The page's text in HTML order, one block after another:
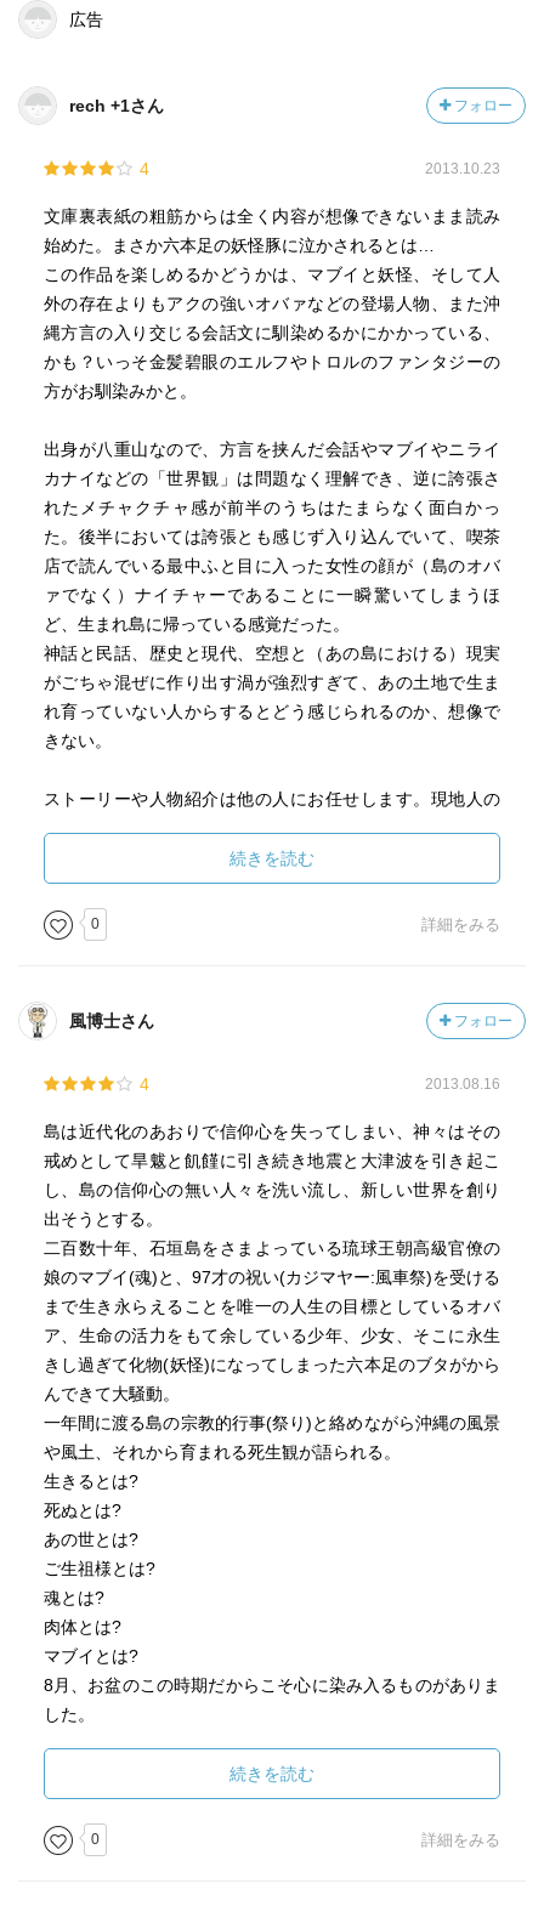
彼らには災害が降りかかる。
彼らはなぜ災害が起きるのか知らない。
マブイだ、妖怪だ、神だ、なんていうけど、この物語を決
して「フィクションだ」なんて言うことはできない。
ものであること。
マブイを失わないためにはどうすればいいのか？
この物語の楽しみは、どのようにマブイを解釈するかだろ
う
沖縄・石垣島の人には、マブイがどのように認識されてる
のだろうか？
現地でもめったに使われないような言葉なのだろうか？
もしかしたら「だからよー」(＊１)で説明されてしまう言葉
なのかな(笑)
とにかく、元気になれる物語です。☆☆☆☆☆
ちなみに、言うまでも無く、おれのマブイはレッズを含ん
でいる。
＊１：物語中で使われるなんにでも便利な言葉。
だからよー
意味 :
重要語。人の発言に対して同意をするときに使う。うちな
ーんちゅには欠かせない大事な相づち。
2. 「だからよー」
2. 「だからよー」
1. 「今年のサミット沖縄でってよぉ。」
2. 「だからよー、しかますなぁ。」
1. 「○○君就職決まったってよ。」
2. 「だからよー。」
1. 「お前のせいで○○行けなくなっただろぉ！」
2. 「だからよー、ごめんなぁ。」
1. 「お前だからよだからよってうるさい！」
2. 「だからよー。」
広告
rech +1さん フォロー
4 2013.10.23
文庫裏表紙の粗筋からは全く内容が想像できないまま読み
始めた。まさか六本足の妖怪豚に泣かされるとは…
この作品を楽しめるかどうかは、マブイと妖怪、そして人
外の存在よりもアクの強いオバァなどの登場人物、また沖
縄方言の入り交じる会話文に馴染めるかにかかっている、
かも？いっそ金髪碧眼のエルフやトロルのファンタジーの
方がお馴染みかと。
出身が八重山なので、方言を挟んだ会話やマブイやニライ
カナイなどの「世界観」は問題なく理解でき、逆に誇張さ
れたメチャクチャ感が前半のうちはたまらなく面白かっ
た。後半においては誇張とも感じず入り込んでいて、喫茶
店で読んでいる最中ふと目に入った女性の顔が（島のオバ
ァでなく）ナイチャーであることに一瞬驚いてしまうほ
ど、生まれ島に帰っている感覚だった。
神話と民話、歴史と現代、空想と（あの島における）現実
がごちゃ混ぜに作り出す渦が強烈すぎて、あの土地で生ま
れ育っていない人からするとどう感じられるのか、想像で
きない。
ストーリーや人物紹介は他の人にお任せします。現地人の
民話だった。八重山が現代においても民話を生み出し得る
空間で在り続けているという「特異性」の再確認と感謝だ
った。
島を出て直に十年、わたしのマブイはもうヤマトに根を張
領域が懐かしい気持ちもあり、それではいけないと叱咤す
る気持ちもあり…。
ないが、自己の基盤や帰属意識とすれば、「落とした」つ
まり自己の内部に欠けた状態が続けば「生きて」いくのが
苦しくなることは感覚的に理解しやすいかと思う。
兄弟の作った美しい覇龍船が海を漂う様を、五十嵐大介さ
んの挿し絵で見てみたい。
続きを読む
0 詳細をみる
風博士さん フォロー
4 2013.08.16
島は近代化のあおりで信仰心を失ってしまい、神々はその
戒めとして旱魃と飢饉に引き続き地震と大津波を引き起こ
し、島の信仰心の無い人々を洗い流し、新しい世界を創り
出そうとする。
二百数十年、石垣島をさまよっている琉球王朝高級官僚の
娘のマブイ(魂)と、97才の祝い(カジマヤー:風車祭)を受ける
まで生き永らえることを唯一の人生の目標としているオバ
ア、生命の活力をもて余している少年、少女、そこに永生
きし過ぎて化物(妖怪)になってしまった六本足のブタがから
んできて大騒動。
一年間に渡る島の宗教的行事(祭り)と絡めながら沖縄の風景
や風土、それから育まれる死生観が語られる。
生きるとは?
死ぬとは?
あの世とは?
ご生祖様とは?
魂とは?
肉体とは?
マブイとは?
8月、お盆のこの時期だからこそ心に染み入るものがありま
した。
死生観については納得するものがあると思います。
続きを読む
0 詳細をみる